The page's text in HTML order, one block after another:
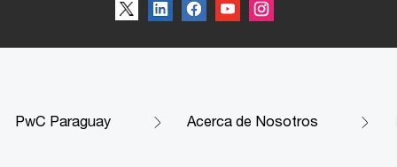
PwC Paraguay Acerca de Nosotros